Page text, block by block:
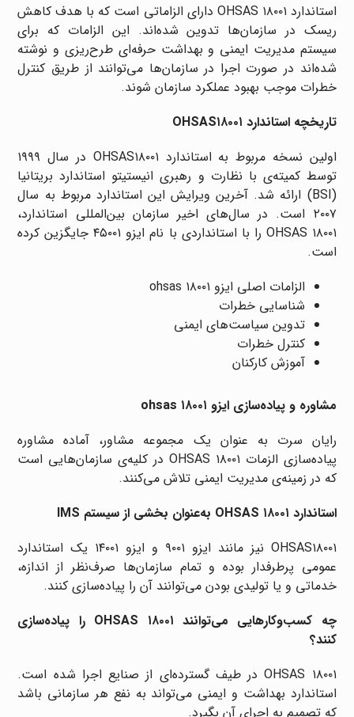
استاندارد OHSAS ۱۸۰۰۱ دارای الزاماتی است که با هدف کاهش
ریسک در سازمان‌ها تدوین شده‌اند. این الزامات که برای
سیستم مدیریت ایمنی و بهداشت حرفه‌ای طرح‌ریزی و نوشته
شده‌اند در صورت اجرا در سازمان‌ها می‌توانند از طریق کنترل
خطرات موجب بهبود عملکرد سازمان شوند.
تاریخچه استاندارد OHSAS۱۸۰۰۱
اولین نسخه مربوط به استاندارد OHSAS۱۸۰۰۱ در سال ۱۹۹۹
توسط کمیته‌ی با نظارت و رهبری انیستیتو استاندارد بریتانیا
(BSI) ارائه شد. آخرین ویرایش این استاندارد مربوط به سال
۲۰۰۷ است. در سال‌های اخیر سازمان بین‌المللی استاندارد،
OHSAS ۱۸۰۰۱ را با استانداردی با نام ایزو ۴۵۰۰۱ جایگزین کرده
است.
الزامات اصلی ایزو ohsas ۱۸۰۰۱
شناسایی خطرات
تدوین سیاست‌های ایمنی
کنترل خطرات
آموزش کارکنان
مشاوره و پیاده‌سازی ایزو ohsas ۱۸۰۰۱
رایان سرت به عنوان یک مجموعه مشاور، آماده مشاوره
پیاده‌سازی الزمات OHSAS ۱۸۰۰۱ در کلیه‌ی سازمان‌هایی است
که در زمینه‌ی مدیریت ایمنی تلاش می‌کنند.
استاندارد OHSAS ۱۸۰۰۱ به‌عنوان بخشی از سیستم IMS
OHSAS۱۸۰۰۱ نیز مانند ایزو ۹۰۰۱ و ایزو ۱۴۰۰۱ یک استاندارد
عمومی پرطرفدار بوده و تمام سازمان‌ها صرف‌نظر از اندازه،
خدماتی و یا تولیدی بودن می‌توانند آن را پیاده‌سازی کنند.
چه کسب‌وکارهایی می‌توانند OHSAS ۱۸۰۰۱ را پیاده‌سازی
کنند؟
OHSAS ۱۸۰۰۱ در طیف گسترده‌ای از صنایع اجرا شده است.
استاندارد بهداشت و ایمنی می‌تواند به نفع هر سازمانی باشد
که تصمیم به اجرای آن بگیرد.